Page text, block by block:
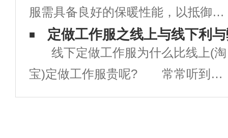
了，假如不换点新花腔怎么能够在人
群中脱颖而出呢?当然要选择新奇的
款式，来点大
服需具备良好的保暖性能，以抵御寒
冷天气对员工身体的影响。可选用保
暖性能好的面料，如棉、羽绒、人造
纤维等，并增加内衬或填充物以增强
保暖效果。防风防水：部分工作环境
定做工作服之线上与线下利
线下定做工作服为什么比线上(淘
宝)定做工作服贵呢? 常常听到客
户说：“你们定做工作服比淘名贵多